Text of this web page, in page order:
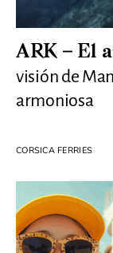
ARK – El
visión de
armoniosa
CORSICA FERRIES